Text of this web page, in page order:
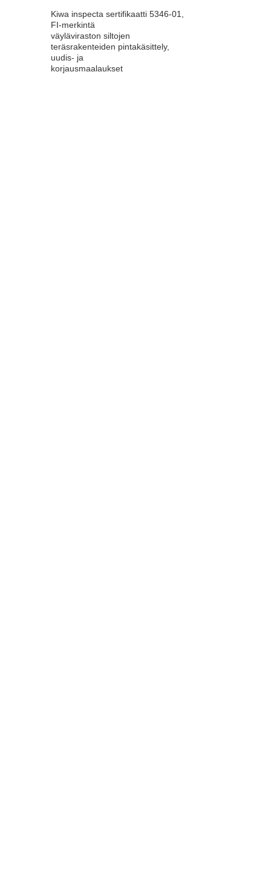
Kiwa inspecta sertifikaatti 5346-01,
FI-merkintä
väyläviraston siltojen
teräsrakenteiden pintakäsittely,
uudis- ja
korjausmaalaukset